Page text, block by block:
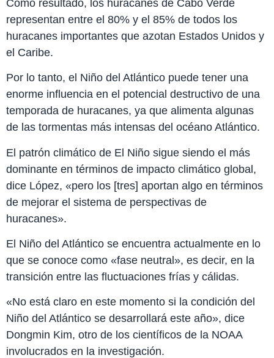
Como resultado, los huracanes de Cabo Verde
representan entre el 80% y el 85% de todos los
huracanes importantes que azotan Estados Unidos y
el Caribe.
Por lo tanto, el Niño del Atlántico puede tener una
enorme influencia en el potencial destructivo de una
temporada de huracanes, ya que alimenta algunas
de las tormentas más intensas del océano Atlántico.
El patrón climático de El Niño sigue siendo el más
dominante en términos de impacto climático global,
dice López, «pero los [tres] aportan algo en términos
de mejorar el sistema de perspectivas de
huracanes».
El Niño del Atlántico se encuentra actualmente en lo
que se conoce como «fase neutral», es decir, en la
transición entre las fluctuaciones frías y cálidas.
«No está claro en este momento si la condición del
Niño del Atlántico se desarrollará este año», dice
Dongmin Kim, otro de los científicos de la NOAA
involucrados en la investigación.